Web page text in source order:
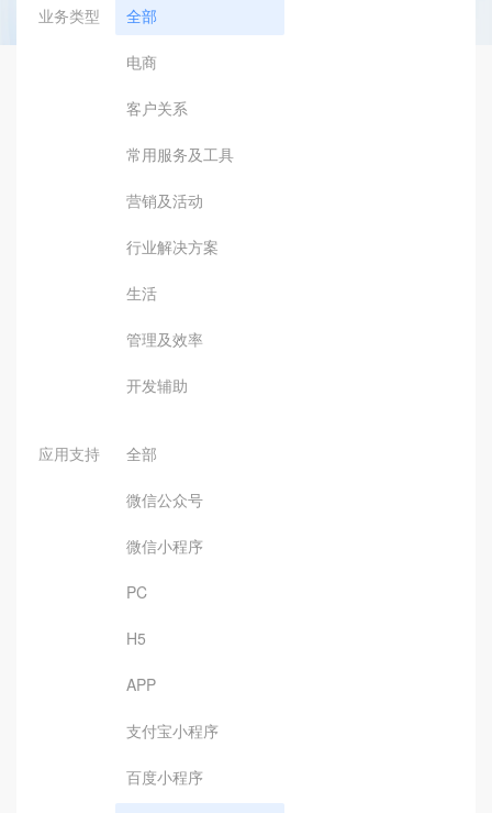
业务类型
全部
电商
客户关系
常用服务及工具
营销及活动
行业解决方案
生活
管理及效率
开发辅助
应用支持 全部
微信公众号
微信小程序
PC
H5
APP
支付宝小程序
百度小程序